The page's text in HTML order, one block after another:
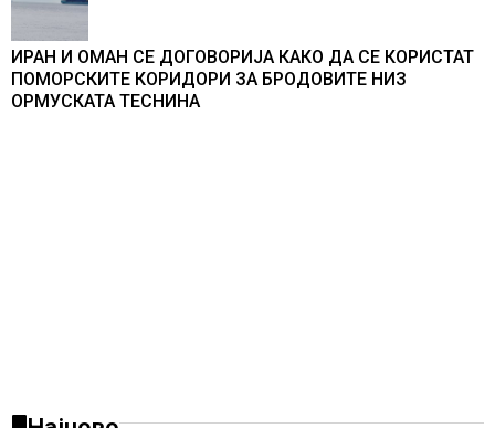
ИРАН И ОМАН СЕ ДОГОВОРИЈА КАКО ДА СЕ КОРИСТАТ
ПОМОРСКИТЕ КОРИДОРИ ЗА БРОДОВИТЕ НИЗ
ОРМУСКАТА ТЕСНИНА